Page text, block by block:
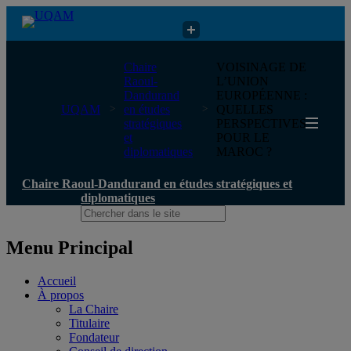
Chaire Raoul-Dandurand en études stratégiques et diplomatiques
UQAM
Chaire
Raoul-
Dandurand
en études
stratégiques
et
diplomatiques
VOISINAGE DE
L’UNION
EUROPÉENNE :
QUELLES
PERSPECTIVES
POUR LE
MAROC ?
Chaire Raoul-Dandurand en études stratégiques et
diplomatiques
Menu Principal
Accueil
À propos
La Chaire
Titulaire
Fondateur